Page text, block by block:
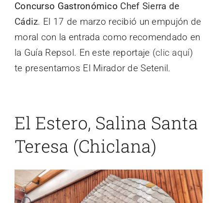
Concurso Gastronómico Chef Sierra de
Cádiz. El 17 de marzo recibió un empujón de
moral con la entrada como recomendado en
la Guía Repsol. En este reportaje (clic aquí)
te presentamos El Mirador de Setenil.
El Estero, Salina Santa
Teresa (Chiclana)